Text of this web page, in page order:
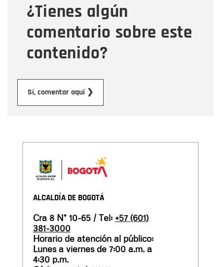
¿Tienes algún
comentario sobre este
contenido?
Sí, comentar aquí ❯
Mensaje
ALCALDÍA DE BOGOTÁ
Cra 8 N° 10-65 / Tel: +57 (601)
381-3000
Horario de atención al público:
Lunes a viernes de 7:00 a.m. a
4:30 p.m.